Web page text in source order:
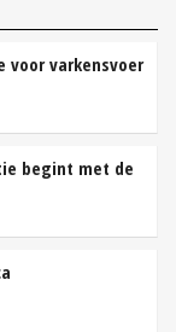
voor varkensvoer
begint met de